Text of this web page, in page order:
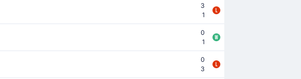
3
1
0
1
0
3